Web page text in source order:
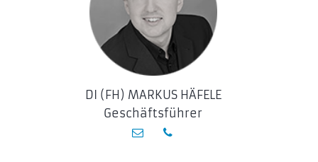
DI (FH) MARKUS HÄFELE
Geschäftsführer